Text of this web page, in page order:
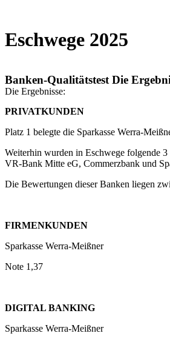
Eschwege 2025
Banken-Qualitätstest Die
Die Ergebnisse:
PRIVATKUNDEN
Platz 1 belegte die Sparkasse Werra-
Weiterhin wurden in Eschwege folgende 3
VR-Bank Mitte eG, Commerzbank und
Die Bewertungen dieser Banken liegen
FIRMENKUNDEN
Sparkasse Werra-Meißner
Note 1,37
DIGITAL BANKING
Sparkasse Werra-Meißner